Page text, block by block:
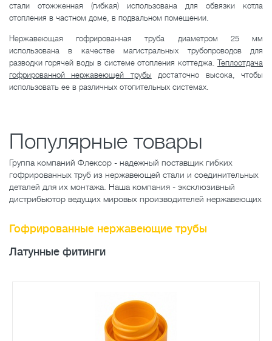
стали отожженная (гибкая) использована для обвязки котла
отопления в частном доме, в подвальном помещении.
Нержавеющая гофрированная труба диаметром 25 мм
использована в качестве магистральных трубопроводов для
разводки горячей воды в системе отопления коттеджа. Теплоотдача
гофрированной нержавеющей трубы достаточно высока, чтобы
использовать ее в различных отопительных системах.
Популярные товары
Группа компаний Флексор - надежный поставщик гибких
гофрированных труб из нержавеющей стали и соединительных
деталей для их монтажа. Наша компания - эксклюзивный
дистрибьютор ведущих мировых производителей нержавеющих
Гофрированные нержавеющие трубы
Латунные фитинги